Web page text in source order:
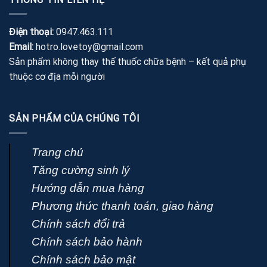
Điện thoại: 0947.463.111
Email: hotro.lovetoy@gmail.com
Sản phẩm không thay thế thuốc chữa bệnh – kết quả phụ
thuộc cơ địa mỗi người
SẢN PHẨM CỦA CHÚNG TÔI
Trang chủ
Tăng cường sinh lý
Hướng dẫn mua hàng
Phương thức thanh toán, giao hàng
Chính sách đổi trả
Chính sách bảo hành
Chính sách bảo mật